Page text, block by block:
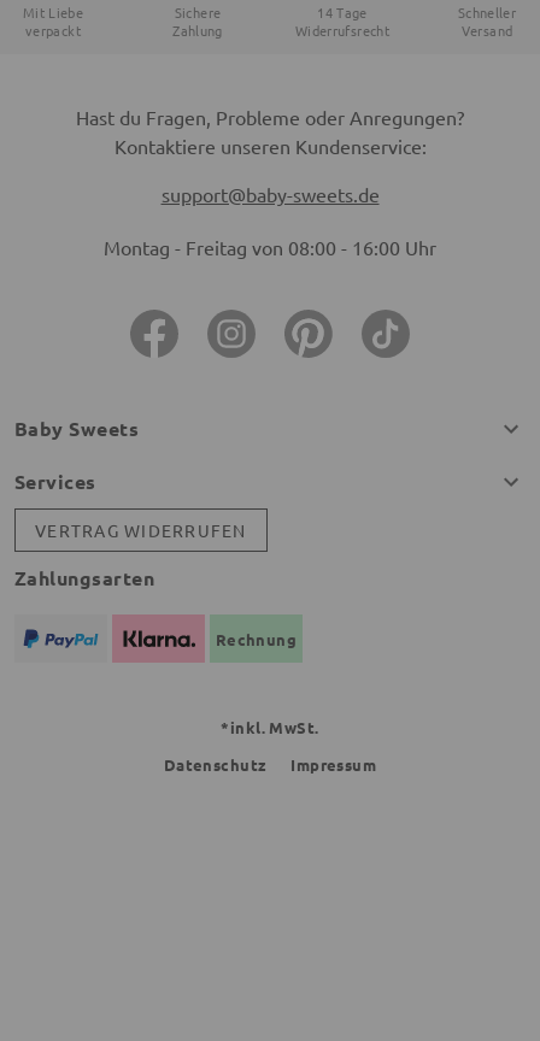
Mit Liebe
verpackt
Sichere
Zahlung
14 Tage
Widerrufsrecht
Schneller
Versand
Hast du Fragen, Probleme oder Anregungen?
Kontaktiere unseren Kundenservice:
support@baby-sweets.de
Montag - Freitag von 08:00 - 16:00 Uhr
Baby Sweets
Services
VERTRAG WIDERRUFEN
Zahlungsarten
Rechnung
*inkl. MwSt.
Datenschutz
Impressum